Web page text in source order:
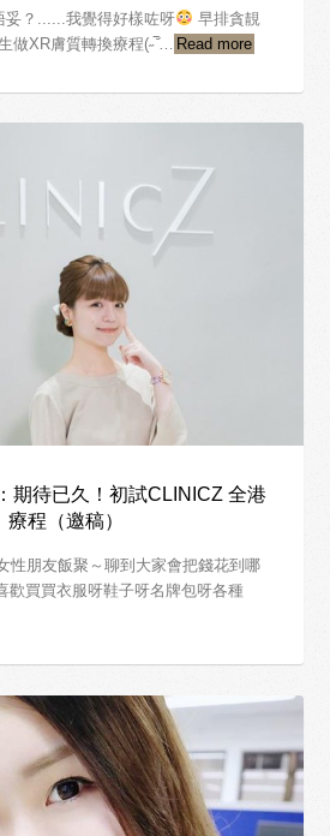
妥？......我覺得好樣咗呀
早排貪靚
做XR膚質轉換療程(˶‾᷄…
Read more
期待已久！初試CLINICZ 全港
程（邀稿）
性朋友飯聚～聊到大家會把錢花到哪
買買衣服呀鞋子呀名牌包呀各種